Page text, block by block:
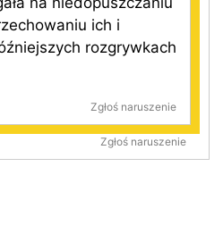
ich i
rozgrywkach
Zgłoś naruszenie
Zgłoś naruszenie